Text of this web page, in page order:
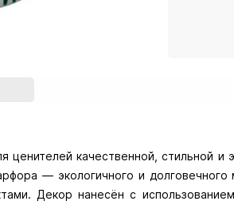
качественной, стильной и
— экологичного и
Декор нанесён с